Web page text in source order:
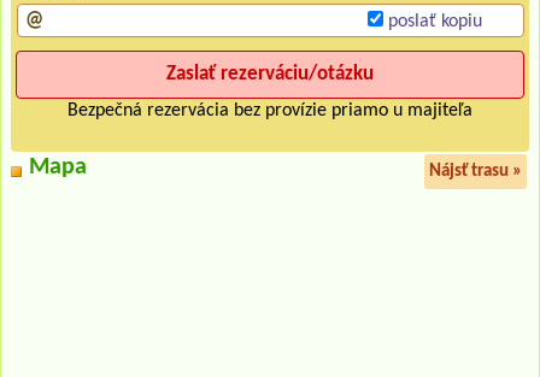
poslať kopiu
Bezpečná rezervácia bez provízie priamo u majiteľa
Mapa Nájsť trasu »